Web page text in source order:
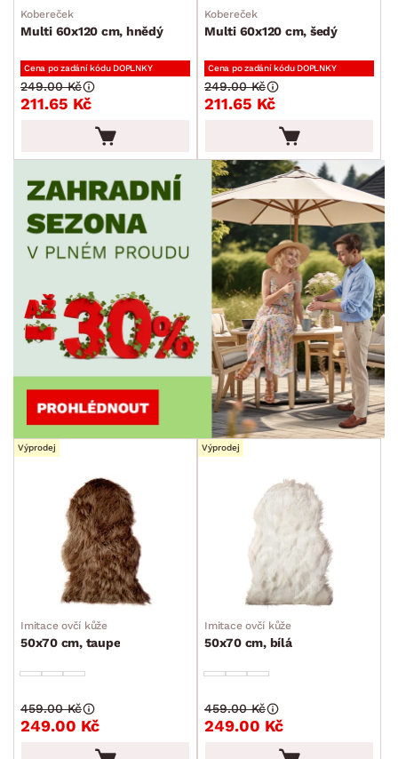
Kobereček
Multi 60x120 cm, hnědý
Cena po zadání kódu DOPLNKY
211.65 Kč
249.00 Kč
Kobereček
Multi 60x120 cm, šedý
Cena po zadání kódu DOPLNKY
211.65 Kč
249.00 Kč
Výprodej
Imitace ovčí kůže
50x70 cm, taupe
249.00 Kč
459.00 Kč
Výprodej
Imitace ovčí kůže
50x70 cm, bílá
249.00 Kč
459.00 Kč